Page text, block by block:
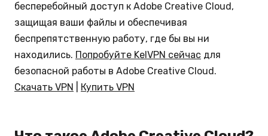
бесперебойный доступ к Adobe Creative Cloud,
защищая ваши файлы и обеспечивая
беспрепятственную работу, где бы вы ни
находились. Попробуйте KelVPN сейчас для
безопасной работы в Adobe Creative Cloud.
Скачать VPN
Купить VPN